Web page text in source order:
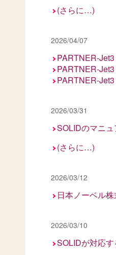
(さらに…)
2026/04/07
PARTNER-
PARTNER-
PARTNER-
2026/03/31
SOLIDのマニ
(さらに…)
2026/03/12
日本ノーベル
2026/03/10
SOLIDが対応